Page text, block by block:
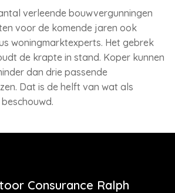
verleende bouwvergunningen
voor de komende jaren ook
woningmarktexperts. Het gebrek
de krapte in stand. Koper kunnen
dan drie passende
Dat is de helft van wat als
Consurance Ralph